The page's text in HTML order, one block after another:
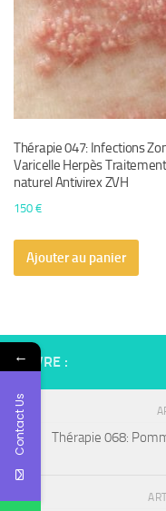
Thérapie 047: Infections
Varicelle Herpès Traitement
naturel Antivirex ZVH
150 €
Ajouter au panier
SUIVRE :
Thérapie 068:
←
Contact Us